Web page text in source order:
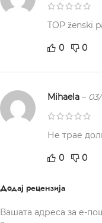
TOP ženski
0 0
Mihaela –
Не трае
0 0
Додај рецензија
Вашата адреса за е-